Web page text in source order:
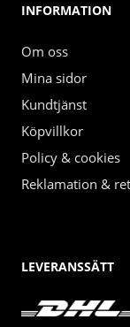
INFORMATION
Om oss
Mina sidor
Kundtjänst
Köpvillkor
Policy & cookies
Reklamation &
LEVERANSSÄTT